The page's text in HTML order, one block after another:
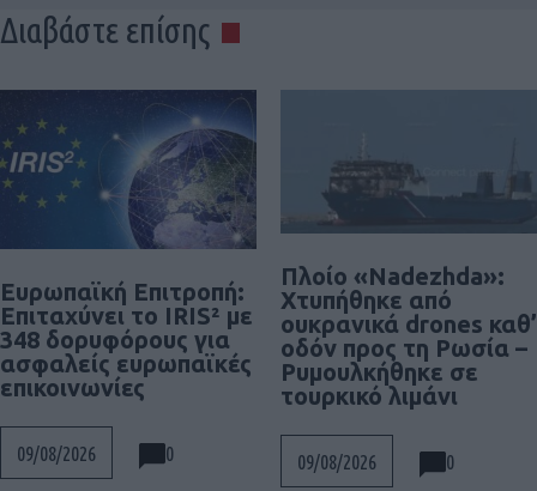
Διαβάστε επίσης
Ευρωπαϊκή Επιτροπή:
Επιταχύνει το IRIS² με
348 δορυφόρους για
ασφαλείς ευρωπαϊκές
επικοινωνίες
09/08/2026 0
Πλοίο «Nadezhda»:
Χτυπήθηκε από
ουκρανικά drones καθ’
οδόν προς τη Ρωσία –
Ρυμουλκήθηκε σε
τουρκικό λιμάνι
09/08/2026 0